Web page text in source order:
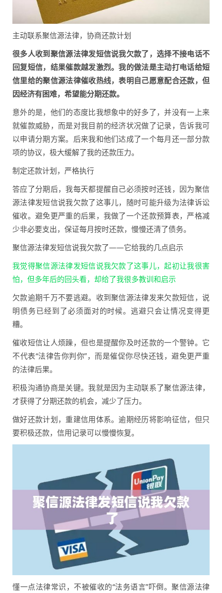
主动联系聚信源法律，协商还款计划
很多人收到聚信源法律发短信说我欠款了，选择不接电话不
回复短信，结果催款越发激烈。我的做法是主动打电话给短
信里给的聚信源法律催收热线，表明自己愿意配合还款，但
因经济有困难，希望能分期还款。
意外的是，他们的态度比我想象中的好多了，并没有一上来
就催款威胁，而是对我目前的经济状况做了记录，告诉我可
以申请分期方案。后来我和他们达成了一个每月还一部分款
项的协议，极大缓解了我的还款压力。
制定还款计划，严格执行
答应了分期后，我每天都提醒自己必须按时还钱，因为聚信
源法律发短信说我欠款了这事儿，随时可能升级为法律诉讼
催收。避免更严重的后果，我做了一个还款预算表，严格减
少非必要支出，保证每月按时还款，慢慢还清了债务。
聚信源法律发短信说我欠款了——它给我的几点启示
我觉得聚信源法律发短信说我欠款了这事儿，起初让我很害
怕，但多年后的回头看，却给了我很多教训和启示
欠款逾期千万不要逃避。收到聚信源法律发来欠款短信，说
明债务已经到了必须面对的时候。逃避只会让情况变得更
糟。
催收短信让人烦躁，但也是提醒你及时还款的一个警钟。它
不代表“法律告你判你”，而是催促你尽快还钱，避免更严重
的法律后果。
积极沟通协商是关键。我就是因为主动联系了聚信源法律，
才获得了分期还款的机会，减少了压力。
做好还款计划，重建信用体系。逾期经历将影响征信，但只
要积极还款，信用记录可以慢慢恢复。
懂一点法律常识，不被催收的“法务语言”吓倒。聚信源法律